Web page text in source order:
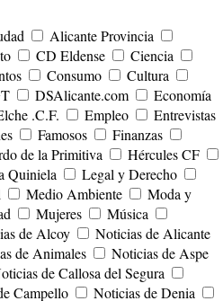
Alicante Provincia
CD Eldense
Ciencia
Consumo
Cultura
DSAlicante.com
Economía
.C.F. Empleo
Entrevistas
Famosos
Finanzas
de la Primitiva
Hércules CF
Quiniela
Legal y Derecho
Medio Ambiente
Moda y
Mujeres
Música
de Alcoy
Noticias de Alicante
de Animales
Noticias de Aspe
de Callosa del Segura
Campello Noticias de Denia